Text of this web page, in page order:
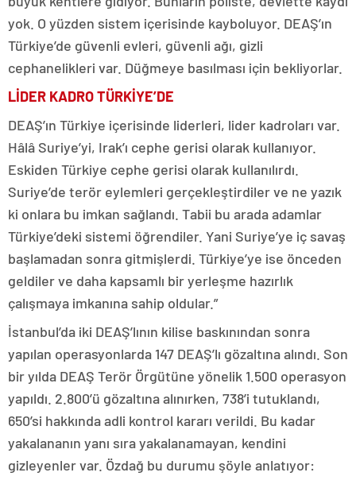
yok. O yüzden sistem içerisinde kayboluyor. DEAŞ’ın
Türkiye’de güvenli evleri, güvenli ağı, gizli
cephanelikleri var. Düğmeye basılması için bekliyorlar.
LİDER KADRO TÜRKİYE’DE
DEAŞ’ın Türkiye içerisinde liderleri, lider kadroları var.
Hâlâ Suriye’yi, Irak’ı cephe gerisi olarak kullanıyor.
Eskiden Türkiye cephe gerisi olarak kullanılırdı.
Suriye’de terör eylemleri gerçekleştirdiler ve ne yazık
ki onlara bu imkan sağlandı. Tabii bu arada adamlar
Türkiye’deki sistemi öğrendiler. Yani Suriye’ye iç savaş
başlamadan sonra gitmişlerdi. Türkiye’ye ise önceden
geldiler ve daha kapsamlı bir yerleşme hazırlık
çalışmaya imkanına sahip oldular.”
İstanbul’da iki DEAŞ’lının kilise baskınından sonra
yapılan operasyonlarda 147 DEAŞ’lı gözaltına alındı. Son
bir yılda DEAŞ Terör Örgütüne yönelik 1.500 operasyon
yapıldı. 2.800’ü gözaltına alınırken, 738’i tutuklandı,
650’si hakkında adli kontrol kararı verildi. Bu kadar
yakalananın yanı sıra yakalanamayan, kendini
gizleyenler var. Özdağ bu durumu şöyle anlatıyor: